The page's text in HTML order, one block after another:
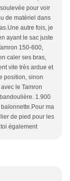
pour voir
de matériel dans
autre fois, je
ayant le sac juste
150-600,
caler ses bras,
vite très ardue et
position, sinon
le Tamron
1.900
ma
de pied pour les
également